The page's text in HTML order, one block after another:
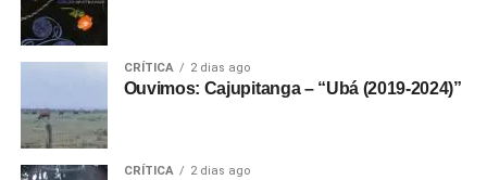
CRÍTICA 2 dias ago
Ouvimos: Cajupitanga – “Ubá (2019-2024)”
CRÍTICA 2 dias ago